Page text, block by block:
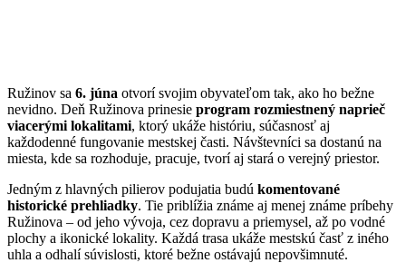
Ružinov sa 6. júna otvorí svojim obyvateľom tak, ako ho bežne
nevidno. Deň Ružinova prinesie program rozmiestnený naprieč
viacerými lokalitami, ktorý ukáže históriu, súčasnosť aj
každodenné fungovanie mestskej časti. Návštevníci sa dostanú na
miesta, kde sa rozhoduje, pracuje, tvorí aj stará o verejný priestor.
Jedným z hlavných pilierov podujatia budú komentované
historické prehliadky. Tie priblížia známe aj menej známe príbehy
Ružinova – od jeho vývoja, cez dopravu a priemysel, až po vodné
plochy a ikonické lokality. Každá trasa ukáže mestskú časť z iného
uhla a odhalí súvislosti, ktoré bežne ostávajú nepovšimnuté.